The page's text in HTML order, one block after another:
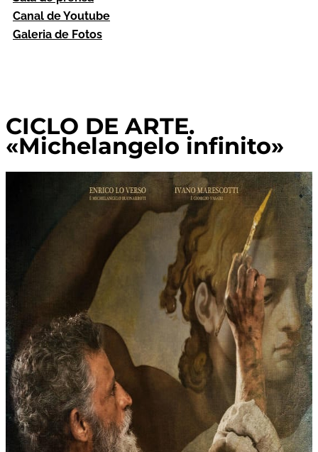
Canal de Youtube
Galeria de Fotos
CICLO DE ARTE.
«Michelangelo infinito»